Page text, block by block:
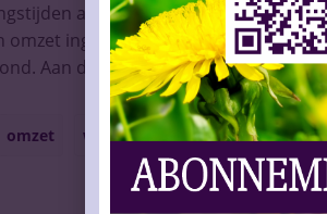
aan. Aan de wijnboeren
omzet ingeboet. Bijna een derde van
Aan de enquête deden ruim 900
omzet wijnhandel